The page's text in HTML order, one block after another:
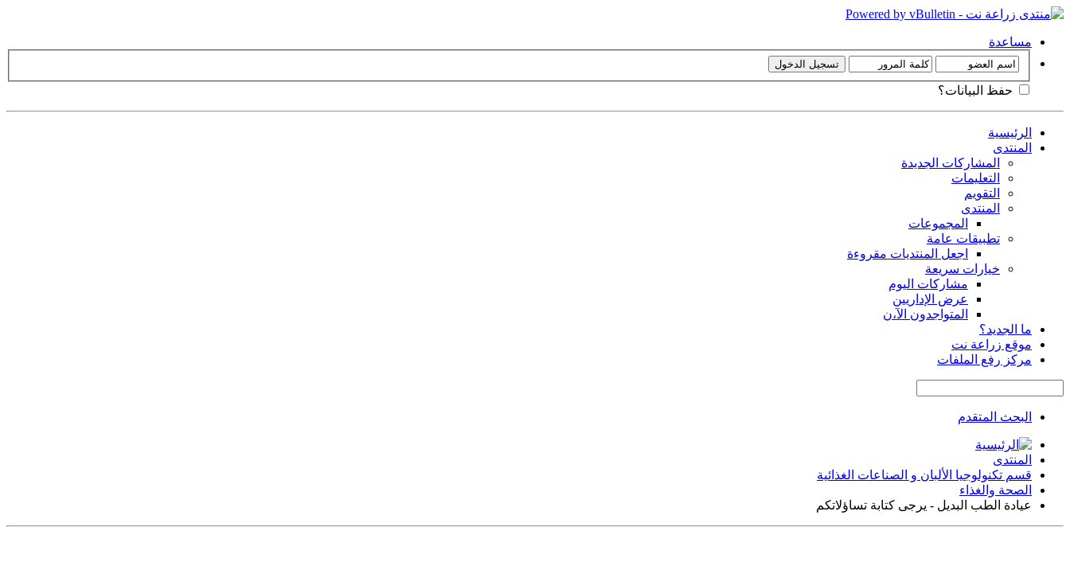
مساعدة
حفظ البيانات؟
الرئيسية
المنتدى
المشاركات الجديدة
التعليمات
التقويم
المنتدى
المجموعات
تطبيقات عامة
اجعل المنتديات مقروءة
خيارات سريعة
مشاركات اليوم
عرض الإداريين
المتواجدون الآ،ن
ما الجديد؟
موقع زراعة نت
مركز رفع الملفات
البحث المتقدم
المنتدى
قسم تكنولوجيا الألبان و الصناعات الغذائية
الصحة والغذاء
عيادة الطب البديل - يرجى كتابة تساؤلاتكم